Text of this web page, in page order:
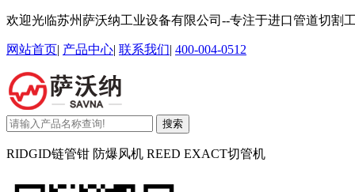
欢迎光临苏州萨沃纳工业设备有限公司--专注于进口管道切割
网站首页| 产品中心| 联系我们| 400-004-0512
搜索
RIDGID链管钳 防爆风机 REED EXACT切管机